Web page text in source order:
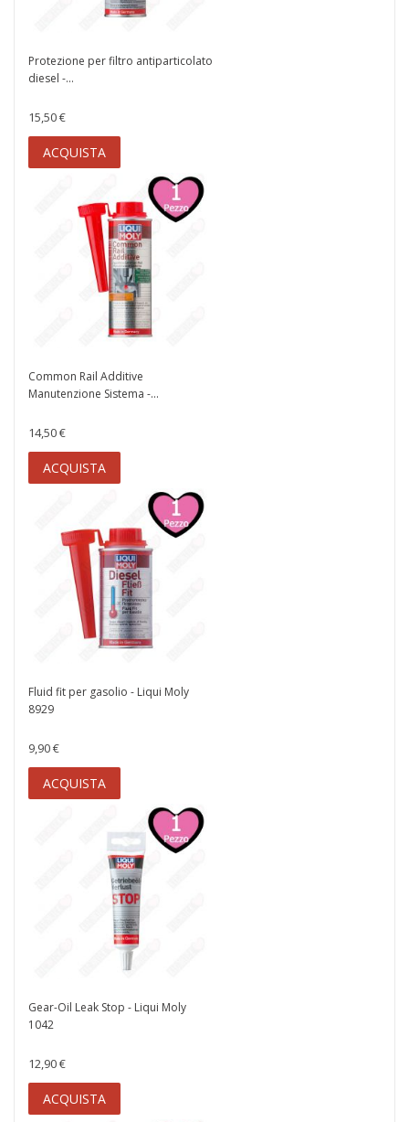
Protezione per filtro antiparticolato
diesel -...
15,50 €
ACQUISTA
Common Rail Additive
Manutenzione Sistema -...
14,50 €
ACQUISTA
Fluid fit per gasolio - Liqui Moly
8929
9,90 €
ACQUISTA
Gear-Oil Leak Stop - Liqui Moly
1042
12,90 €
ACQUISTA